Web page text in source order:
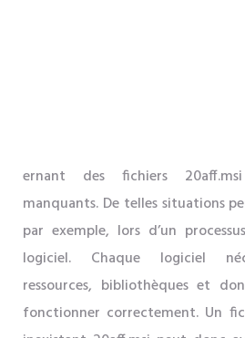
ernant des fichiers
manquants. De telles situations
par exemple, lors d’un
logiciel. Chaque logiciel
ressources, bibliothèques et
fonctionner correctement. Un